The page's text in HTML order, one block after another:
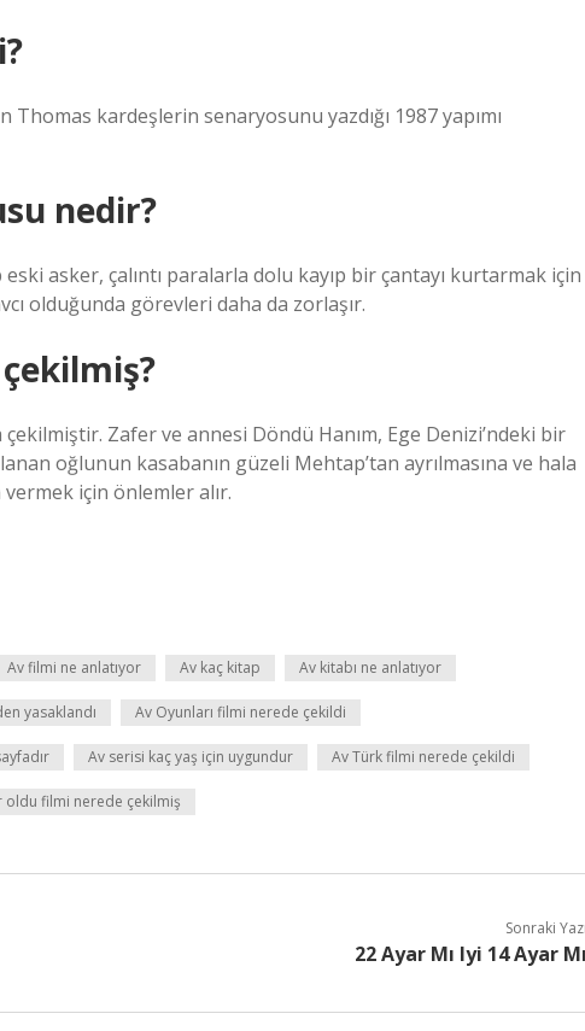
Thomas kardeşlerin senaryosunu yazdığı 1987 yapımı
nedir?
asker, çalıntı paralarla dolu kayıp bir çantayı kurtarmak için
olduğunda görevleri daha da zorlaşır.
çekilmiştir. Zafer ve annesi Döndü Hanım, Ege Denizi’ndeki bir
oğlunun kasabanın güzeli Mehtap’tan ayrılmasına ve hala
için önlemler alır.
Av filmi ne anlatıyor Av kaç kitap Av kitabı ne anlatıyor
yasaklandı Av Oyunları filmi nerede çekildi
Av serisi kaç yaş için uygundur Av Türk filmi nerede çekildi
oldu filmi nerede çekilmiş
Sonraki Yazı
22 Ayar Mı Iyi 14 Ayar Mı